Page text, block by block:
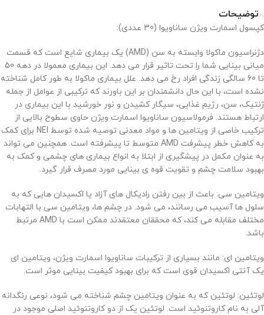
توضیحات
کپسول اسمارت ویژن ساناویوا (30 عددی):
دژنراسیون ماکولا وابسته به سن (AMD) یک بیماری شایع است که قسمت
میانی بینایی شما را تحت تاثیر قرار می دهد. این بیماری معمولا در دهه 50
تا 60 سالگی زندگی افراد رخ می دهد. علل بیماری ماکولا به طور کامل شناخته
نشده است، با این حال دانشمندان بر این باورند که ترکیبی از عوامل از جمله
ژنتیک، سن، رژیم غذایی، سیگار کشیدن و نور خورشید با این بیماری در
ارتباط هستند. فرمولاسیون ساناویوا اسمارت ویژن حاوی سطوح بالایی از
ترکیب خاصی از ویتامین ها و مواد معدنی توصیه شده توسط NEI برای کمک
به کاهش خطر پیشرفت AMD متوسط تا پیشرفته است. همچنین می تواند
به عنوان مکمل در پیشگیری از ابتلا به انواع بیماری های چشمی و کمک به
بهبود سلامت چشم و تقویت قوه ی بینایی مورد مصرف قرار گیرد.
ویتامین سی: باعث از بین رفتن رادیکال های آزاد یا اکسیدان هایی که به
سلول ها آسیب می رسانند، می شود. در چشم ها، ویتامین سی با التهابات
مختلف مقابله می کند، که محققان معتقدند ممکن است با AMD مرتبط
باشد.
ویتامین ای: مانند بسیاری از ترکیبات ساناویوا اسمارت ویژن، ویتامین ای
یک آنتی اکسیدان قوی است که برای بهبود کیفیت بینایی موثر است.
لوتئین: لوتئین که به عنوان ویتامین چشم شناخته می شود، نوعی رنگدانه
آلی به نام کاروتنوئید است. لوتئین یک از دو کاروتنوئید اصلی موجود در